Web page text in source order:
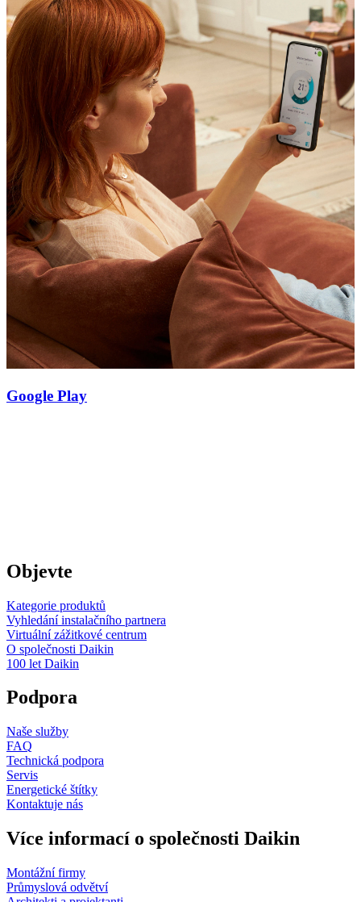
Google Play
Objevte
Kategorie produktů
Vyhledání instalačního partnera
Virtuální zážitkové centrum
O společnosti Daikin
100 let Daikin
Podpora
Naše služby
FAQ
Technická podpora
Servis
Energetické štítky
Kontaktuje nás
Více informací o společnosti Daikin
Montážní firmy
Průmyslová odvětví